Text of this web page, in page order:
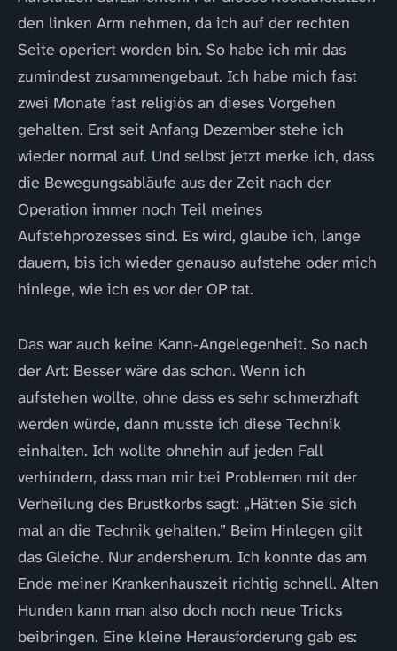
den linken Arm nehmen, da ich auf der rechten
Seite operiert worden bin. So habe ich mir das
zumindest zusammengebaut. Ich habe mich fast
zwei Monate fast religiös an dieses Vorgehen
gehalten. Erst seit Anfang Dezember stehe ich
wieder normal auf. Und selbst jetzt merke ich, dass
die Bewegungsabläufe aus der Zeit nach der
Operation immer noch Teil meines
Aufstehprozesses sind. Es wird, glaube ich, lange
dauern, bis ich wieder genauso aufstehe oder mich
hinlege, wie ich es vor der OP tat.
Das war auch keine Kann-Angelegenheit. So nach
der Art: Besser wäre das schon. Wenn ich
aufstehen wollte, ohne dass es sehr schmerzhaft
werden würde, dann musste ich diese Technik
einhalten. Ich wollte ohnehin auf jeden Fall
verhindern, dass man mir bei Problemen mit der
Verheilung des Brustkorbs sagt: „Hätten Sie sich
mal an die Technik gehalten.” Beim Hinlegen gilt
das Gleiche. Nur andersherum. Ich konnte das am
Ende meiner Krankenhauszeit richtig schnell. Alten
Hunden kann man also doch noch neue Tricks
beibringen. Eine kleine Herausforderung gab es: